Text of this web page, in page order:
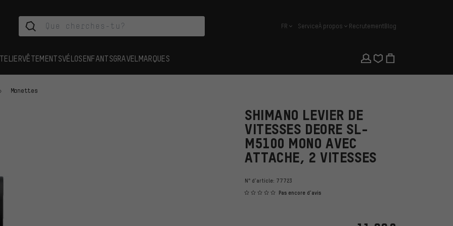
français
FR ServiceÀ propos RecrutementBlog
VÊTEMENTSVÉLOSENFANTSGRAVEL MARQUES
Manettes
SHIMANO LEVIER DE
VITESSES DEORE SL-
M5100 MONO AVEC
ATTACHE, 2 VITESSES
N° d'article: 77723
Pas encore d'avis